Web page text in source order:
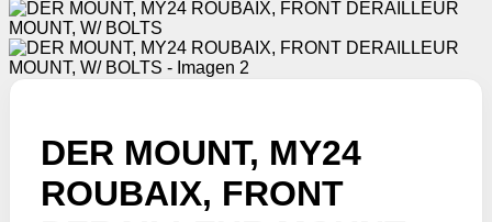
DER MOUNT, MY24
ROUBAIX, FRONT